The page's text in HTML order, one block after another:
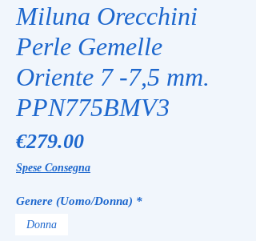
Miluna Orecchini
Perle Gemelle
Oriente 7 -7,5 mm.
PPN775BMV3
€279.00Price
Spese Consegna
Genere (Uomo/Donna) *
Donna